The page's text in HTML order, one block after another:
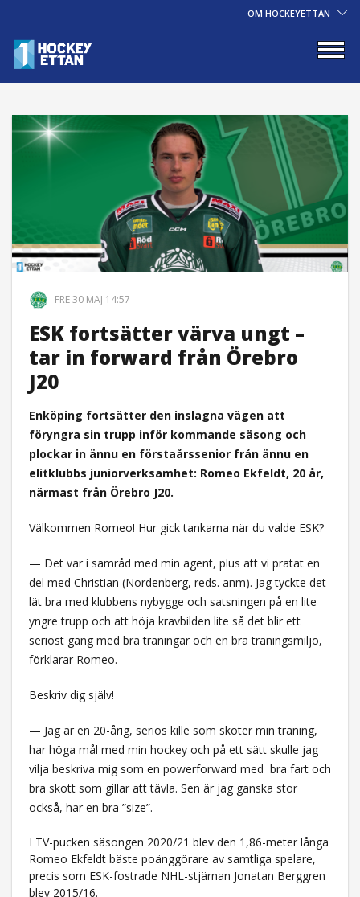
OM HOCKEYETTAN
FRE 30 MAJ 14:57
ESK fortsätter värva ungt –
tar in forward från Örebro
J20
Enköping fortsätter den inslagna vägen att
föryngra sin trupp inför kommande säsong och
plockar in ännu en förstaårssenior från ännu en
elitklubbs juniorverksamhet: Romeo Ekfeldt, 20 år,
närmast från Örebro J20.
Välkommen Romeo! Hur gick tankarna när du valde ESK?
— Det var i samråd med min agent, plus att vi pratat en
del med Christian (Nordenberg, reds. anm). Jag tyckte det
lät bra med klubbens nybygge och satsningen på en lite
yngre trupp och att höja kravbilden lite så det blir ett
seriöst gäng med bra träningar och en bra träningsmiljö,
förklarar Romeo.
Beskriv dig själv!
— Jag är en 20-årig, seriös kille som sköter min träning,
har höga mål med min hockey och på ett sätt skulle jag
vilja beskriva mig som en powerforward med bra fart och
bra skott som gillar att tävla. Sen är jag ganska stor
också, har en bra ”size”.
I TV-pucken säsongen 2020/21 blev den 1,86-meter långa
Romeo Ekfeldt bäste poänggörare av samtliga spelare,
precis som ESK-fostrade NHL-stjärnan Jonatan Berggren
blev 2015/16.